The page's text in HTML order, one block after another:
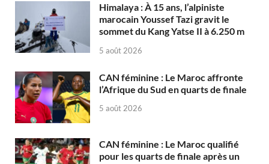
Himalaya : À 15 ans, l’alpiniste
marocain Youssef Tazi gravit le
sommet du Kang Yatse II à 6.250 m
5 août 2026
CAN féminine : Le Maroc affronte
l’Afrique du Sud en quarts de finale
5 août 2026
CAN féminine : Le Maroc qualifié
pour les quarts de finale après un